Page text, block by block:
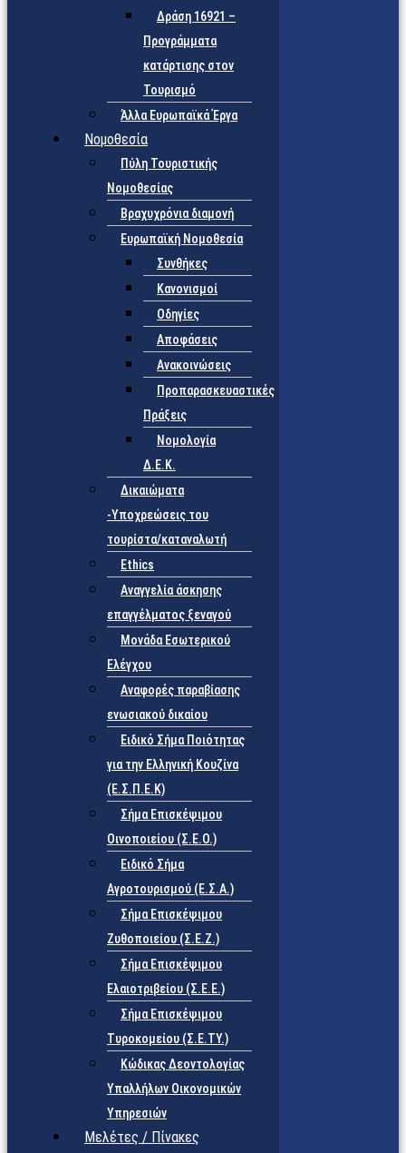
Δράση 16921 –
Προγράμματα
κατάρτισης στον
Τουρισμό
Άλλα Ευρωπαϊκά Έργα
Νομοθεσία
Πύλη Τουριστικής
Νομοθεσίας
Βραχυχρόνια διαμονή
Ευρωπαϊκή Νομοθεσία
Συνθήκες
Κανονισμοί
Οδηγίες
Αποφάσεις
Ανακοινώσεις
Προπαρασκευαστικές
Πράξεις
Νομολογία
Δ.Ε.Κ.
Δικαιώματα
-Υποχρεώσεις του
τουρίστα/καταναλωτή
Ethics
Αναγγελία άσκησης
επαγγέλματος ξεναγού
Μονάδα Εσωτερικού
Ελέγχου
Αναφορές παραβίασης
ενωσιακού δικαίου
Ειδικό Σήμα Ποιότητας
για την Ελληνική Κουζίνα
(Ε.Σ.Π.Ε.Κ)
Σήμα Επισκέψιμου
Οινοποιείου (Σ.Ε.Ο.)
Ειδικό Σήμα
Αγροτουρισμού (Ε.Σ.Α.)
Σήμα Επισκέψιμου
Ζυθοποιείου (Σ.Ε.Ζ.)
Σήμα Επισκέψιμου
Ελαιοτριβείου (Σ.Ε.Ε.)
Σήμα Επισκέψιμου
Τυροκομείου (Σ.Ε.TY.)
Κώδικας Δεοντολογίας
Υπαλλήλων Οικονομικών
Υπηρεσιών
Μελέτες / Πίνακες